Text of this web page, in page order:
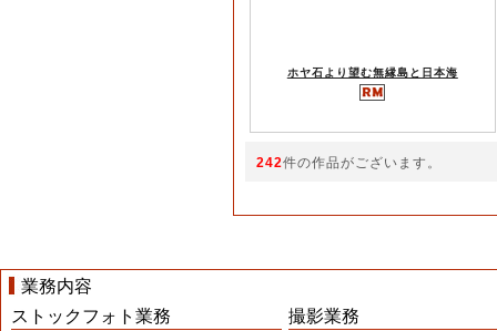
ホヤ石より望む無縁島と日本海
242件の作品がございます。
業務内容
ストックフォト業務
撮影業務